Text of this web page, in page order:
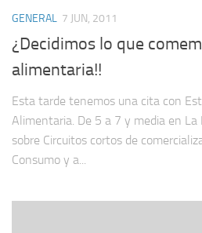
GENERAL 7 JUN, 2011
¿Decidimos lo que
alimentaria!!
Esta tarde tenemos una cita con
Alimentaria. De 5 a 7 y media en
sobre Circuitos cortos de
Consumo y a...